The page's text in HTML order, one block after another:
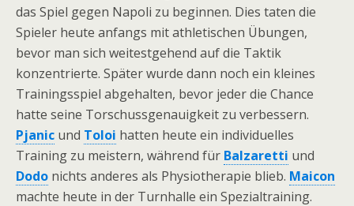
das Spiel gegen Napoli zu beginnen. Dies taten die
Spieler heute anfangs mit athletischen Übungen,
bevor man sich weitestgehend auf die Taktik
konzentrierte. Später wurde dann noch ein kleines
Trainingsspiel abgehalten, bevor jeder die Chance
hatte seine Torschussgenauigkeit zu verbessern.
Pjanic und Toloi hatten heute ein individuelles
Training zu meistern, während für Balzaretti und
Dodo nichts anderes als Physiotherapie blieb. Maicon
machte heute in der Turnhalle ein Spezialtraining.